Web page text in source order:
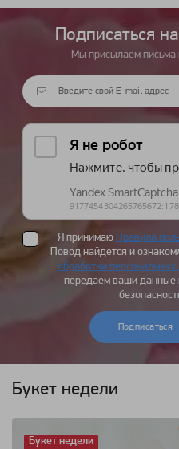
Подписаться
Мы присылаем письма
Я принимаю Правила
Повод найдется и
обработки
передаем ваши данные
Подписаться
Букет недели
Букет недели